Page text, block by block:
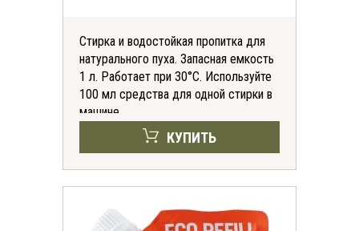
Стирка и водостойкая пропитка для
натурального пуха. Запасная емкость
1 л. Работает при 30°C. Используйте
100 мл средства для одной стирки в
машине.
КУПИТЬ